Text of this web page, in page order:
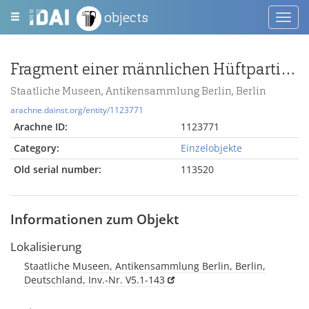
objects
Fragment einer männlichen Hüftpartie mit Oberschenkelansätzen, von einer kleineren Statue vom Pergamonaltar; Berlin:männl. Statue, Unterkörper, Fragment
Staatliche Museen, Antikensammlung Berlin, Berlin
arachne.dainst.org/entity/1123771
Arachne ID:
1123771
Category:
Einzelobjekte
Old serial number:
113520
Informationen zum Objekt
Lokalisierung
Staatliche Museen, Antikensammlung Berlin, Berlin,
Deutschland, Inv.-Nr. V5.1-143